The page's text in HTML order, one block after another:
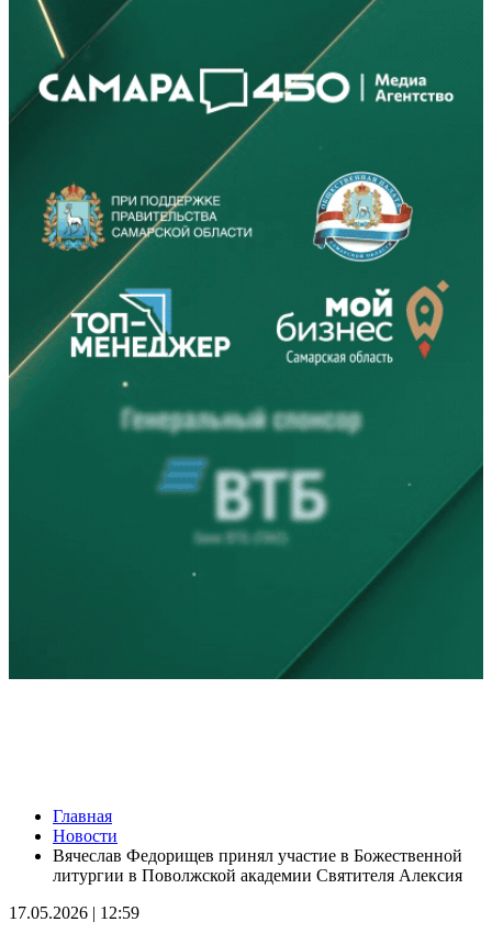
В Большой Глушице появится зона отдыха у воды
07.08.2026 | 21:41
Вячеслав Федорищев: "Важно отмечать тех, кто всей душой и
сердцем болеет за нашу Самарскую область и вносит большой
07.08.2026 | 21:21
Главная
Новости
Вячеслав Федорищев принял участие в Божественной
литургии в Поволжской академии Святителя Алексия
17.05.2026 | 12:59